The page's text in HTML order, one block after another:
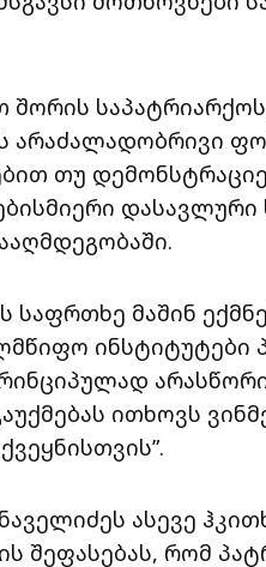
შორის
არაძალადობრივი
თუ
მაშინ
ინსტიტუტები
ითხოვს
ასევე
შეფასებას, რომ